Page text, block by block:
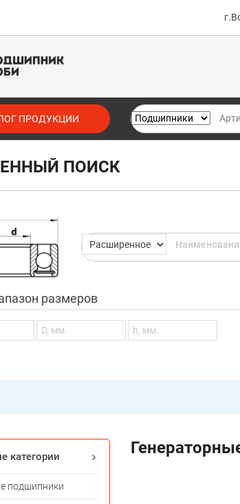
ПРОДУКЦИИ
ПОИСК
размеров
категории
подшипники